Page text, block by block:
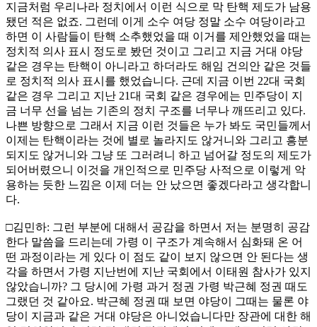
지금처럼 우리나라 정치에서 이런 식으로 막 탄핵 제도가 남용
됐던 적은 없죠. 그런데 이게 소수 여당 정말 소수 여당이라고
하면 이 사람들이 탄핵 소추했었을 때 이거를 제안했었을 때는
정치적 의사 표시 정도로 봤던 것이고 그리고 지금 거대 야당
같은 경우는 탄핵이 아니라고 하더라도 해임 건의안 같은 것들
로 정치적 의사 표시를 했었습니다. 근데 지금 이번 22대 국회
같은 경우 그리고 지난 21대 국회 같은 경우에는 민주당이 지
금 너무 선을 넘는 기존의 정치 구조를 너무나 깨뜨리고 있다.
나쁜 방향으로 그래서 지금 이런 것들은 누가 봐도 국민들께서
이제는 탄핵이라는 것에 별로 놀라지도 않거니와 그리고 흥분
되지도 않거니와 그냥 또 그러려니 하고 넘어갈 정도의 제도가
되어버렸으니 이것을 개인적으로 민주당 사적으로 이렇게 악
용하는 듯한 느낌은 이제 더는 안 났으면 좋겠다라고 생각합니
다.
□김민하: 그런 부분에 대해서 공감을 하면서 저는 분명히 공감
한다 말씀을 드리는데 가령 이 구조가 계속해서 심화돼 온 어
떤 과정이라는 게 있다 이 점도 같이 보지 않으면 안 된다는 생
각을 하면서 가령 지난번에 지난 국회에서 이태원 참사가 있지
않았습니까? 그 당시에 가령 과거 정권 가령 박근혜 정권 때도
그랬던 것 같아요. 박근혜 정권 때 보면 야당이 그때는 물론 야
당이 지금과 같은 거대 야당은 아니었습니다만 장관에 대한 해